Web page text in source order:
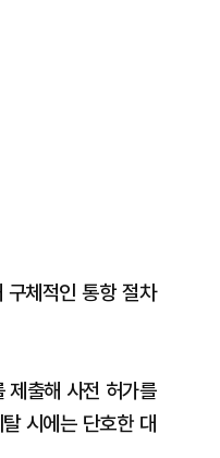
체적인 통항 절차
제출해 사전 허가를
시에는 단호한 대